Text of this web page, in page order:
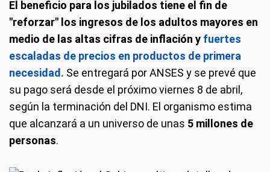
El beneficio para los jubilados tiene el fin de
"reforzar" los ingresos de los adultos mayores en
medio de las altas cifras de inflación y fuertes
escaladas de precios en productos de primera
necesidad. Se entregará por ANSES y se prevé que
su pago será desde el próximo viernes 8 de abril,
según la terminación del DNI. El organismo estima
que alcanzará a un universo de unas 5 millones de
personas.